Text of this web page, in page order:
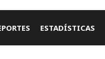
ESTADÍSTICAS